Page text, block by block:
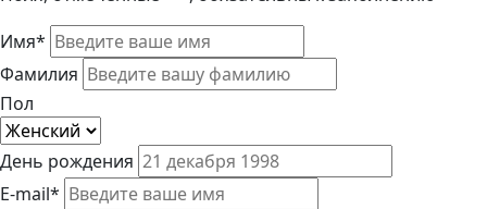
Имя*
Фамилия
Пол
День рождения
E-mail*